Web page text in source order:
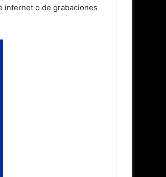
internet o de grabaciones